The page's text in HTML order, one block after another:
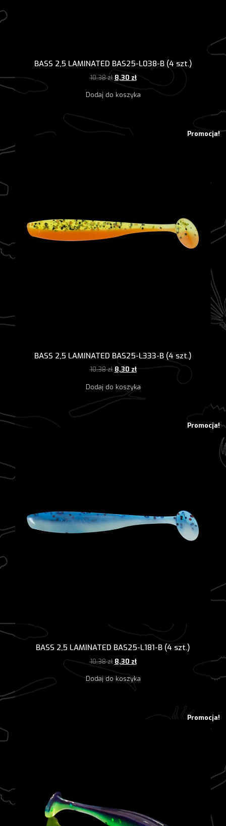
BASS 2,5 LAMINATED BAS25-L038-B (4 szt.)
10,38zł Pierwotna
wynosiła:
8,30 złAktualna
wynosi:
Dodaj do koszyka
Promocja!
BASS 2,5 LAMINATED BAS25-L333-B (4 szt.)
10,38zł Pierwotna
wynosiła:
10,38 zł.
8,30 złAktualna
wynosi:
Dodaj do koszyka
Promocja!
BASS 2,5 LAMINATED BAS25-L181-B (4 szt.)
10,38zł Pierwotna
wynosiła:
10,38 zł.
8,30 złAktualna
wynosi:
8,30 zł.
Dodaj do koszyka
Promocja!